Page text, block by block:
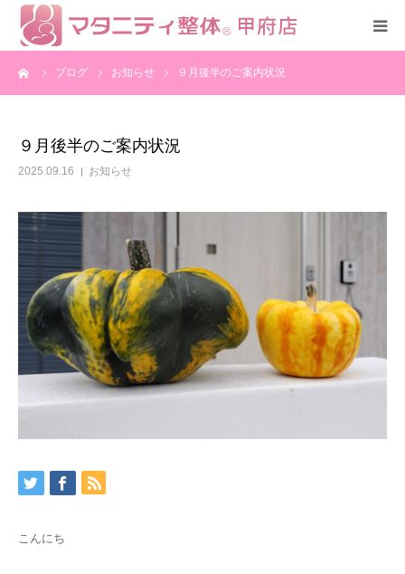
ブログ お知らせ ９月後半のご案内状況
９月後半のご案内状況
2025.09.16 お知らせ
こんにち
HOME
スタッフ紹介
全国の認定サロン